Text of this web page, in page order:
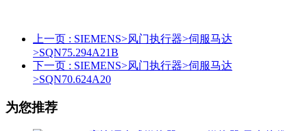
上一页 : SIEMENS>风门执行器>伺服马达
>SQN75.294A21B
下一页 : SIEMENS>风门执行器>伺服马达
>SQN70.624A20
为您推荐